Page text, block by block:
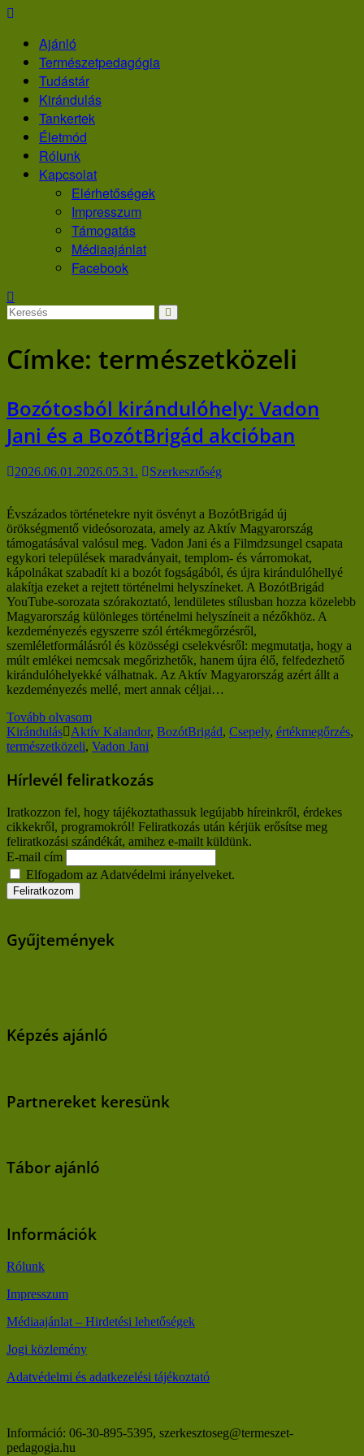
Skip
contentAjánló
Természetpedagógia
Tudástár
Kirándulás
Tankertek
Életmód
Rólunk
Kapcsolat
Elérhetőségek
Impresszum
Támogatás
Médiaajánlat
Facebook
Címke: természetközeli
Bozótosból kirándulóhely: Vadon
Jani és a BozótBrigád akcióban
2026.06.01.2026.05.31. Szerkesztőség
Évszázados történetekre nyit ösvényt a BozótBrigád új
örökségmentő videósorozata, amely az Aktív Magyarország
támogatásával valósul meg. Vadon Jani és a Filmdzsungel csapata
egykori települések maradványait, templom- és várromokat,
kápolnákat szabadít ki a bozót fogságából, és újra kirándulóhellyé
alakítja ezeket a rejtett történelmi helyszíneket. A BozótBrigád
YouTube-sorozata szórakoztató, lendületes stílusban hozza közelebb
Magyarország különleges történelmi helyszíneit a nézőkhöz. A
kezdeményezés egyszerre szól értékmegőrzésről,
szemléletformálásról és közösségi cselekvésről: megmutatja, hogy a
múlt emlékei nemcsak megőrizhetők, hanem újra élő, felfedezhető
kirándulóhelyekké válhatnak. Az Aktív Magyarország azért állt a
kezdeményezés mellé, mert annak céljai…
Tovább olvasom
Kirándulás
Aktív Kalandor, BozótBrigád, Csepely, értékmegőrzés,
természetközeli, Vadon Jani
Hírlevél feliratkozás
Iratkozzon fel, hogy tájékoztathassuk legújabb híreinkről, érdekes
cikkekről, programokról! Feliratkozás után kérjük erősítse meg
feliratkozási szándékát, amihez e-mailt küldünk.
E-mail cím
Elfogadom az Adatvédelmi irányelveket.
Gyűjtemények
Képzés ajánló
Partnereket keresünk
Tábor ajánló
Információk
Rólunk
Impresszum
Médiaajánlat – Hirdetési lehetőségek
Jogi közlemény
Adatvédelmi és adatkezelési tájékoztató
Információ: 06-30-895-5395, szerkesztoseg@termeszet-
pedagogia.hu